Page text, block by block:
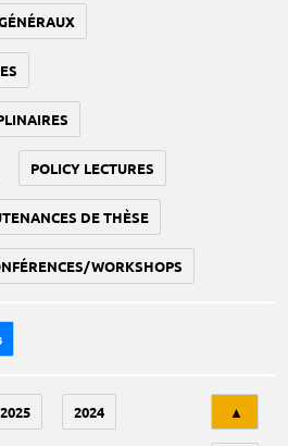
POLICY LECTURES
DE THÈSE
WORKSHOPS
2025 2024 ▲